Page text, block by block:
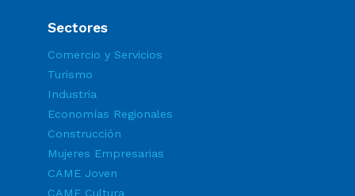
Sectores
Comercio y Servicios
Turismo
Industria
Economías Regionales
Construcción
Mujeres Empresarias
CAME Joven
CAME Cultura